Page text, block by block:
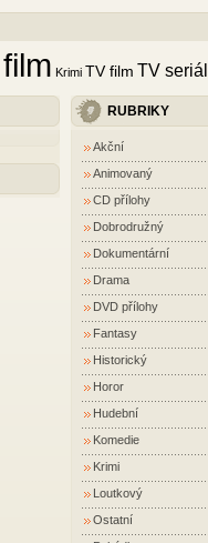
film Krimi TV film TV seriál
RUBRIKY
Akční
Animovaný
CD přílohy
Dobrodružný
Dokumentární
Drama
DVD přílohy
Fantasy
Historický
Horor
Hudební
Komedie
Krimi
Loutkový
Ostatní